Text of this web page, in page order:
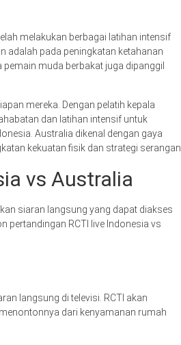
melakukan berbagai latihan intensif
adalah pada peningkatan ketahanan
muda berbakat juga dipanggil
mereka. Dengan pelatih kepala
dan latihan intensif untuk
Australia dikenal dengan gaya
kekuatan fisik dan strategi serangan.
vs Australia
siaran langsung yang dapat diakses
pertandingan RCTI live Indonesia vs
langsung di televisi. RCTI akan
dari kenyamanan rumah